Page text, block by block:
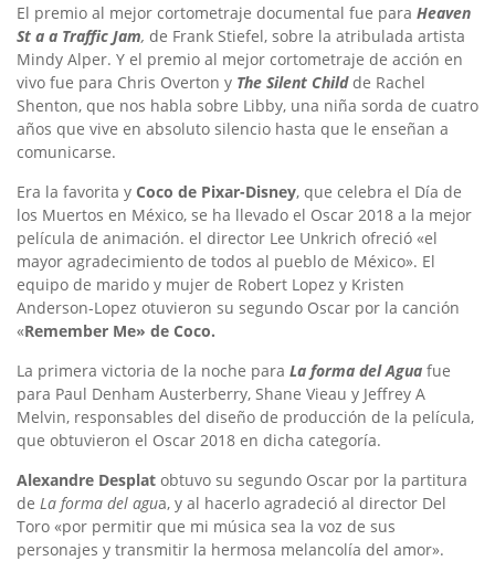
El premio al mejor cortometraje documental fue para Heaven
St a a Traffic Jam, de Frank Stiefel, sobre la atribulada artista
Mindy Alper. Y el premio al mejor cortometraje de acción en
vivo fue para Chris Overton y The Silent Childde Rachel
Shenton, que nos habla sobre Libby, una niña sorda de cuatro
años que vive en absoluto silencio hasta que le enseñan a
comunicarse.
Era la favorita y Coco de Pixar-Disney, que celebra el Día de
los Muertos en México, se ha llevado el Oscar 2018 a la mejor
película de animación. el director Lee Unkrich ofreció «el
mayor agradecimiento de todos al pueblo de México». El
equipo de marido y mujer de Robert Lopez y Kristen
Anderson-Lopez otuvieron su segundo Oscar por la canción
«Remember Me» de Coco.
La primera victoria de la noche para La forma del Agua fue
para Paul Denham Austerberry, Shane Vieau y Jeffrey A
Melvin, responsables del diseño de producción de la película,
que obtuvieron el Oscar 2018 en dicha categoría.
Alexandre Desplat obtuvo su segundo Oscar por la partitura
de La forma del agua, y al hacerlo agradeció al director Del
Toro «por permitir que mi música sea la voz de sus
personajes y transmitir la hermosa melancolía del amor».